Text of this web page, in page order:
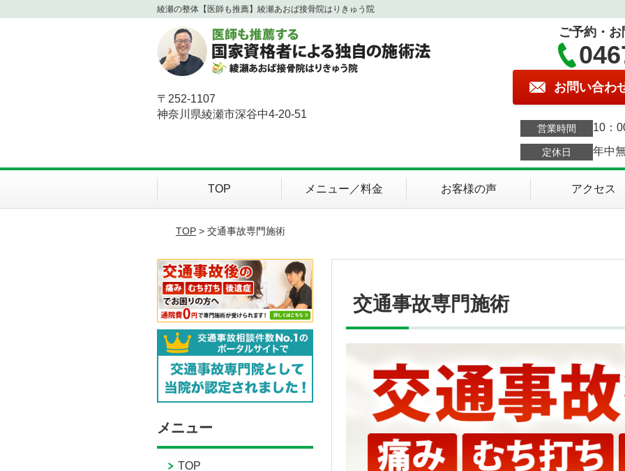
綾瀬の整体【医師も推薦】綾瀬あおば接骨院はりきゅう院
〒252-1107
神奈川県綾瀬市深谷中4-20-51
ご予約・
お問い合わ
営業時間 10：
定休日 年中
TOP メニュー／料金 お客様の声 アクセス
TOP> 交通事故専門施術
交通事故専門施術
メニュー
TOP